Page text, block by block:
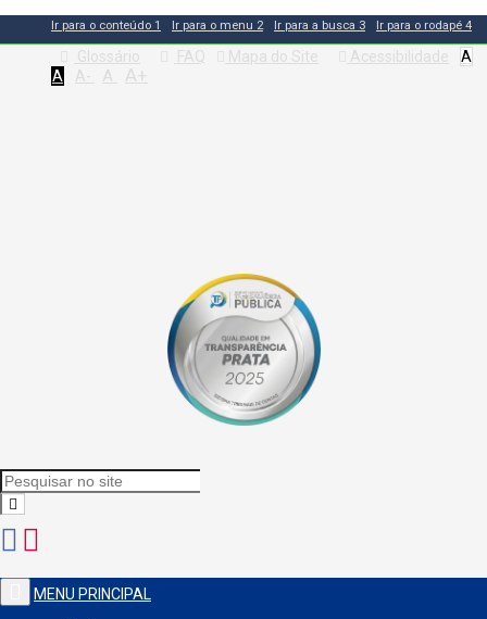
Ir para o conteúdo 1 Ir para o menu 2 Ir para a busca 3 Ir para o rodapé 4
Glossário FAQ Mapa do Site Acessibilidade
A
A
A- A A+
MENU PRINCIPAL